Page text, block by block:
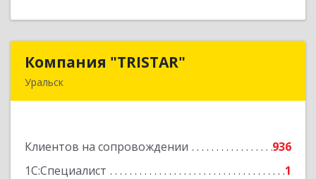
Компания "TRISTAR"
Уральск
Клиентов на сопровождении
936
1С:Специалист
1
Компания "TRISTAR"